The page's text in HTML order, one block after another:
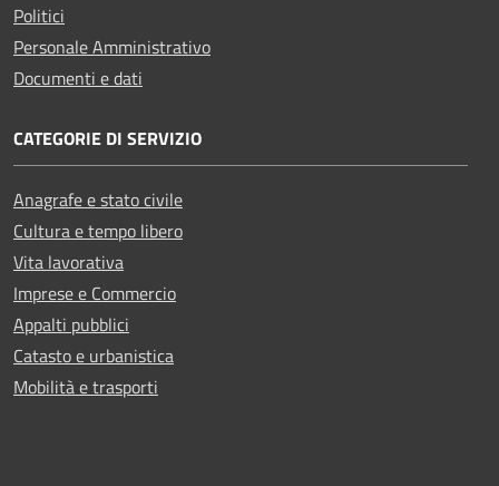
Politici
Personale Amministrativo
Documenti e dati
CATEGORIE DI SERVIZIO
Anagrafe e stato civile
Cultura e tempo libero
Vita lavorativa
Imprese e Commercio
Appalti pubblici
Catasto e urbanistica
Mobilità e trasporti